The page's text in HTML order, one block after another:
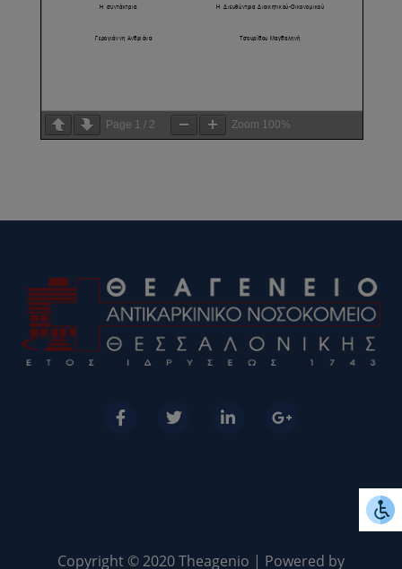
Page 1 / 2 Zoom 100%
Copyright © 2020 Theagenio | Powered by